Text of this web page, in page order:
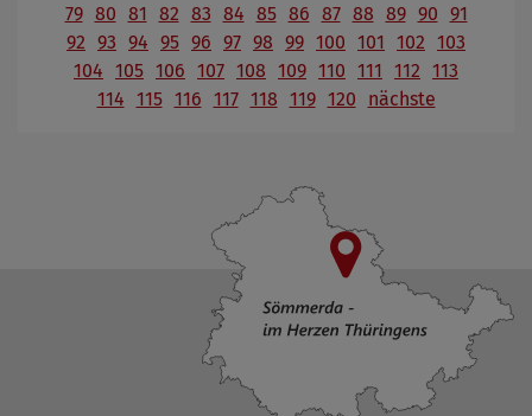
79 80 81 82 83 84 85 86 87 88 89 90 91
92 93 94 95 96 97 98 99 100 101 102 103
104 105 106 107 108 109 110 111 112 113
114 115 116 117 118 119 120 nächste